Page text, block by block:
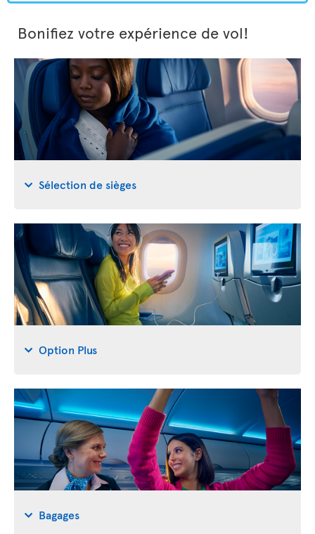
Bonifiez votre expérience de vol!
Sélection de sièges
Option Plus
Bagages